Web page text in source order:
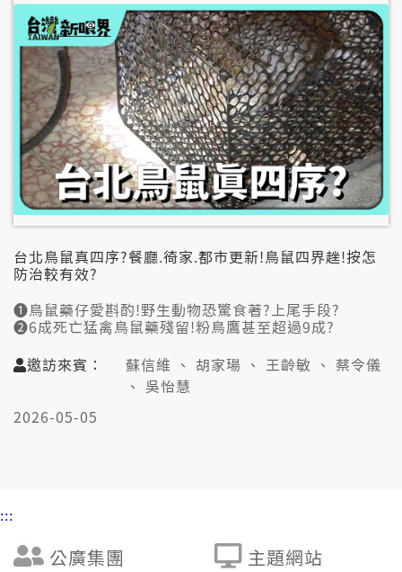
台北鳥鼠真四序?餐廳.徛家.都市更新!鳥鼠四界趖!按怎
防治較有效?
➊鳥鼠藥仔愛斟酌!野生動物恐驚食著?上尾手段?
➋6成死亡猛禽鳥鼠藥殘留!粉鳥鷹甚至超過9成?
➍社區防鳥鼠!先認捌種類?糞埽.水溝仔愛清清氣?
➎都更鳥鼠搬厝!審查納鳥鼠仔症?建商愛先處理?
➏鳥鼠藥無咧管!囡仔嘛買會著?其他國家有限制?
➐拄著鳥鼠仔先共喙罨掛起來!屎尿愛用漂白水清?
📞視訊連線:
邀訪來賓：
蘇信維 、 胡家瑒 、 王齡敏 、 蔡令儀
、 吳怡慧
2026-05-05
:::
公廣集團 主題網站